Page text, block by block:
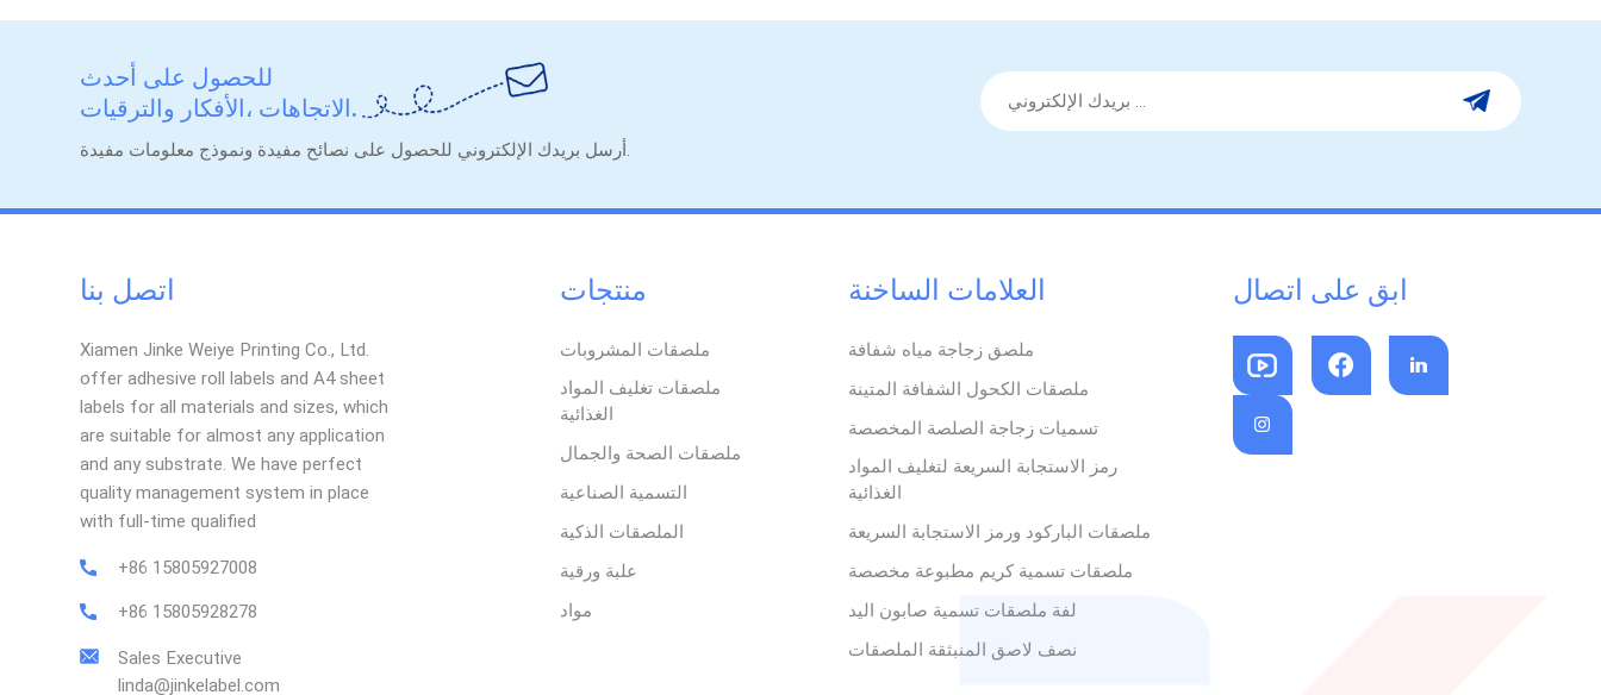
للحصول على أحدث
الاتجاهات ،الأفكار والترقيات.
اتصل بنا
Xiamen Jinke Weiye Printing Co., Ltd.
offer adhesive roll labels and A4 sheet
labels for all materials and sizes, which
are suitable for almost any application
and any substrate. We have perfect
quality management system in place
with full-time qualified
+86 15805927008
+86 15805928278
Sales Executive
linda@jinkelabel.com
منتجات
ملصقات المشروبات
ملصقات تغليف المواد
الغذائية
ملصقات الصحة والجمال
التسمية الصناعية
الملصقات الذكية
علبة ورقية
مواد
العلامات الساخنة
ملصق زجاجة مياه شفافة
ملصقات الكحول الشفافة المتينة
تسميات زجاجة الصلصة المخصصة
رمز الاستجابة السريعة لتغليف المواد
الغذائية
ملصقات الباركود ورمز الاستجابة السريعة
ملصقات تسمية كريم مطبوعة مخصصة
لفة ملصقات تسمية صابون اليد
نصف لاصق المنبثقة الملصقات
ابق على اتصال